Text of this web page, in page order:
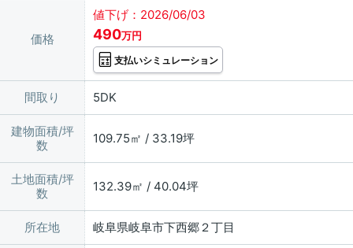
価格
値下げ：2026/06/03
490万円
支払いシミュレーション
間取り 5DK
建物面積/坪
数
109.75㎡ / 33.19坪
土地面積/坪
数
132.39㎡ / 40.04坪
所在地 岐阜県岐阜市下西郷２丁目